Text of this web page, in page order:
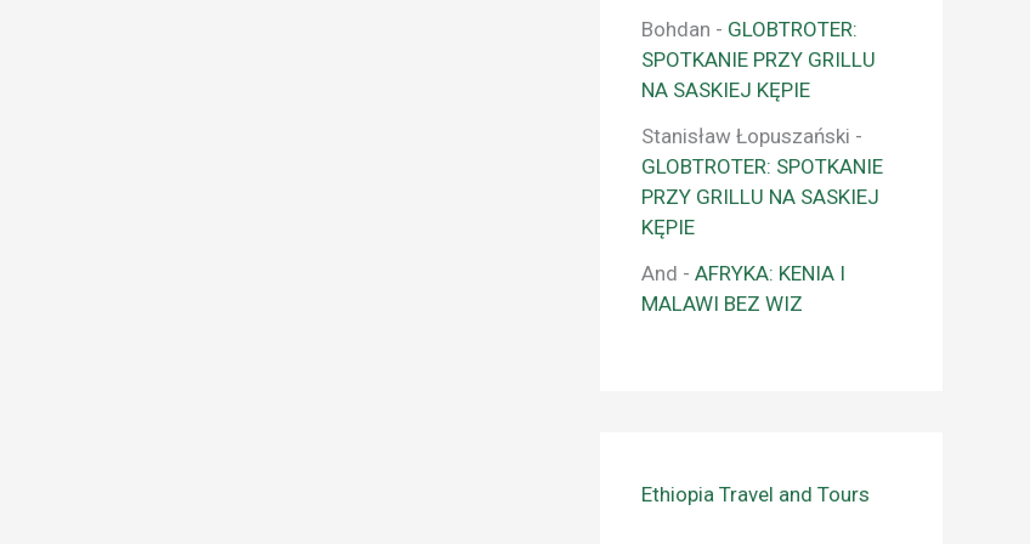
Bohdan - GLOBTROTER:
SPOTKANIE PRZY GRILLU
NA SASKIEJ KĘPIE
Stanisław Łopuszański -
GLOBTROTER: SPOTKANIE
PRZY GRILLU NA SASKIEJ
KĘPIE
And - AFRYKA: KENIA I
MALAWI BEZ WIZ
Ethiopia Travel and Tours